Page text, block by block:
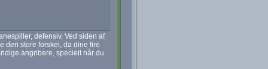
defensiv. Ved siden af
den store forskel, da dine fire
angribere, specielt når du